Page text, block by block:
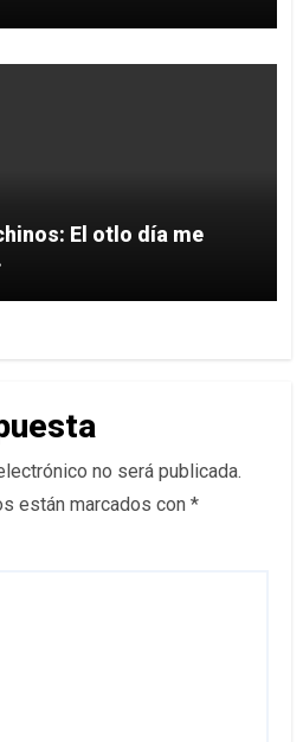
día me
no será publicada.
están marcados con *